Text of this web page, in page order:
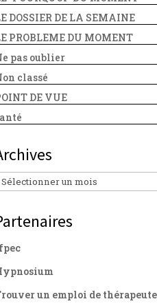
DOSSIER DE LA SEMAINE
PROBLEME DU MOMENT
pas oublier
classé
DE VUE
un emploi de thérapeute